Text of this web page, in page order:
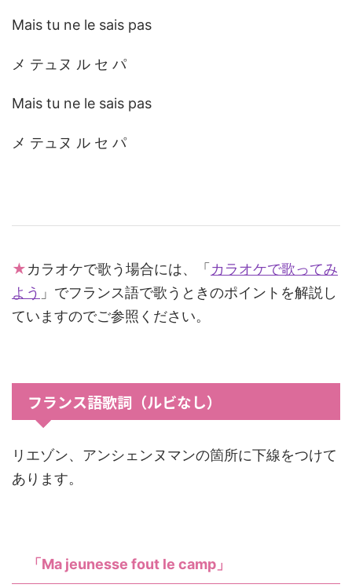
Mais tu ne le sais pas
メ テュヌ ル セ パ
Mais tu ne le sais pas
メ テュヌ ル セ パ
★カラオケで歌う場合には、「 カラオケで歌ってみ
よう 」でフランス語で歌うときのポイントを解説し
ていますのでご参照ください。
フランス語歌詞（ルビなし）
リエゾン、アンシェンヌマンの箇所に下線をつけて
あります。
「Ma jeunesse fout le camp」